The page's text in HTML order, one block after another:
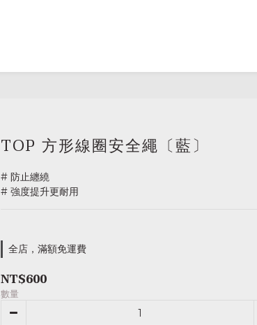
TOP 方形線圈安全繩〔藍〕
# 防止纏繞
# 強度提升更耐用
全店，滿額免運費
NT$600
數量